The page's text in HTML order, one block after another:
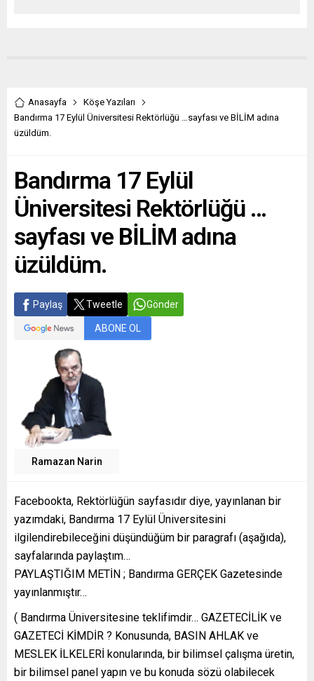
Anasayfa
Köşe Yazıları
Bandırma 17 Eylül Üniversitesi Rektörlüğü …sayfası ve BİLİM adına
üzüldüm.
Bandırma 17 Eylül
Üniversitesi Rektörlüğü …
sayfası ve BİLİM adına
üzüldüm.
Paylaş Tweetle Gönder
ABONE OL
Ramazan Narin
Facebookta, Rektörlüğün sayfasıdır diye, yayınlanan bir
yazımdaki, Bandırma 17 Eylül Üniversitesini
ilgilendirebileceğini düşündüğüm bir paragrafı (aşağıda),
sayfalarında paylaştım…
PAYLAŞTIĞIM METİN ; Bandırma GERÇEK Gazetesinde
yayınlanmıştır…
( Bandırma Üniversitesine teklifimdir… GAZETECİLİK ve
GAZETECİ KİMDİR ? Konusunda, BASIN AHLAK ve
MESLEK İLKELERİ konularında, bir bilimsel çalışma üretin,
bir bilimsel panel yapın ve bu konuda sözü olabilecek